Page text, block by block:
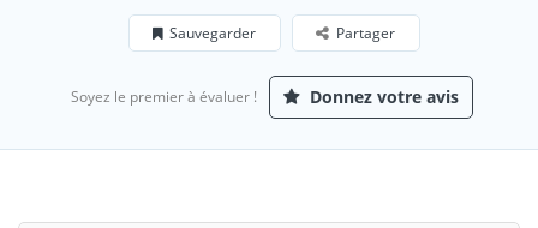
Sauvegarder Partager
Soyez le premier à évaluer ! Donnez votre avis